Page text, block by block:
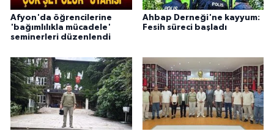
Afyon'da öğrencilerine
'bağımlılıkla mücadele'
seminerleri düzenlendi
Ahbap Derneği'ne kayyum:
Fesih süreci başladı